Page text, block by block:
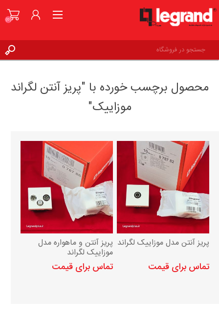
علاقه مندی ها (0)
(0)
محصول برچسب خورده با "پریز آنتن لگراند
موزاییک"
پریز آنتن مدل موزاییک لگراند
تماس برای قیمت
پریز آنتن و ماهواره مدل
موزاییک لگراند
تماس برای قیمت